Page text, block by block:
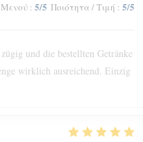
Μενού: 5/5 Ποιότητα / Τιμή : 5/5
und die bestellten Getränke
wirklich ausreichend. Einzig